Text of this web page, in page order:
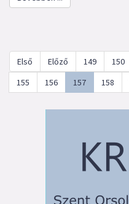
Első Előző 149 150
155
156 157 158